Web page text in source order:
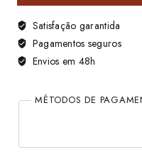
Satisfação garantida
Pagamentos seguros
Envios em 48h
MÉTODOS DE